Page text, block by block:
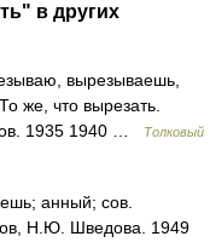
в других
вырезываешь,
же, что вырезать.
1935 1940 …
Толковый
анный; сов.
Н.Ю. Шведова. 1949